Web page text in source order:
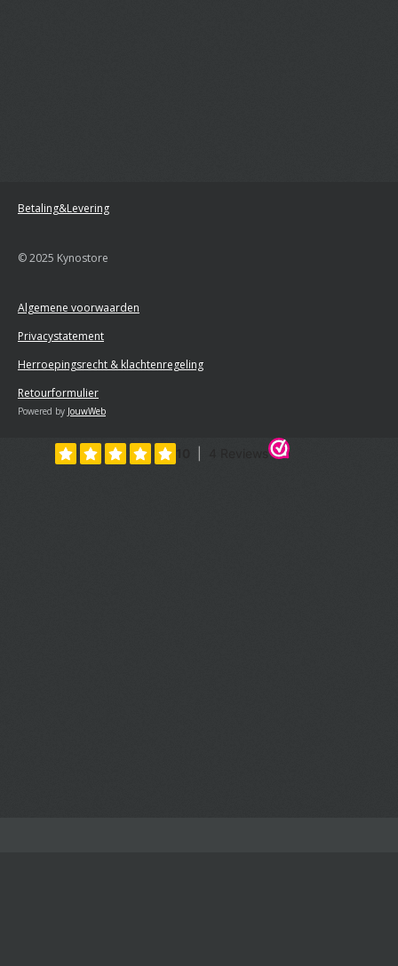
Betaling&Levering
© 2025 Kynostore
Algemene voorwaarden
Privacystatement
Herroepingsrecht & klachtenregeling
Retourformulier
Powered by JouwWeb